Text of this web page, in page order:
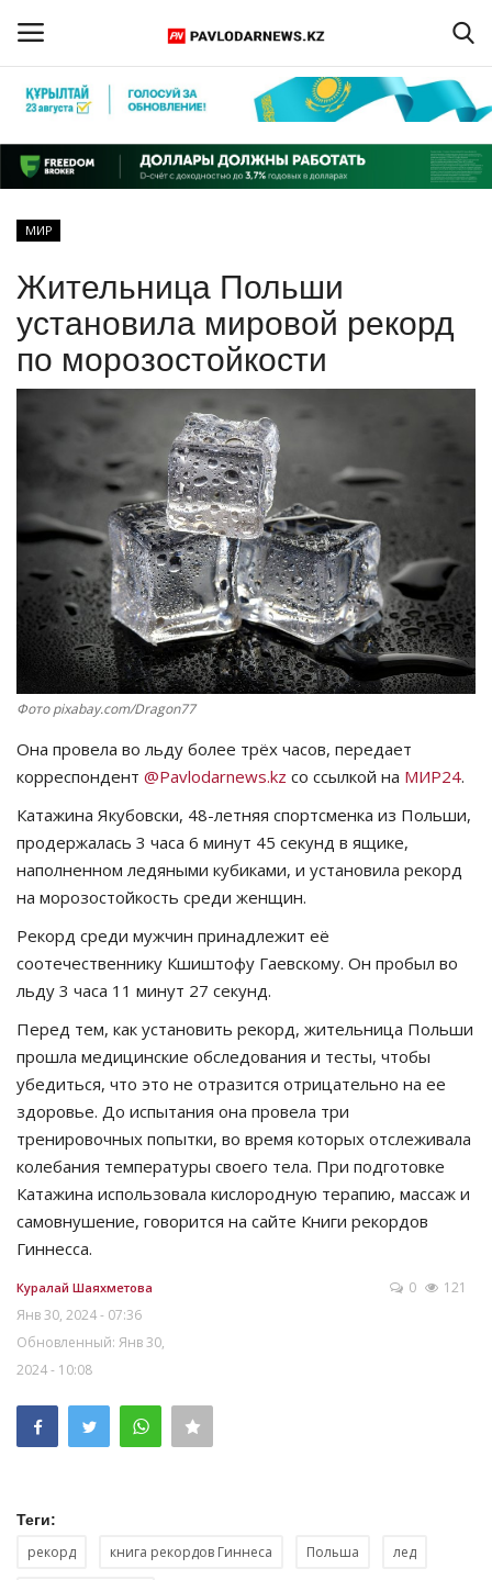
Регистрация
Главная
ПАВЛОДАРСКАЯ ОБЛАСТЬ
КАЗАХСТАН
СПЕЦПРОЕКТЫ
СПОРТ
Чек-лист
РАЗВЛЕЧЕНИЯ
OFFICIAL
Курултай
Язык
Қазақша Русский
МИР
Жительница Польши
установила мировой рекорд
по морозостойкости
Фото pixabay.com/Dragon77
Она провела во льду более трёх часов, передает
корреспондент @Pavlodarnews.kz со ссылкой на МИР24.
Катажина Якубовски, 48-летняя спортсменка из Польши,
продержалась 3 часа 6 минут 45 секунд в ящике,
наполненном ледяными кубиками, и установила рекорд
на морозостойкость среди женщин.
Рекорд среди мужчин принадлежит её
соотечественнику Кшиштофу Гаевскому. Он пробыл во
льду 3 часа 11 минут 27 секунд.
Перед тем, как установить рекорд, жительница Польши
прошла медицинские обследования и тесты, чтобы
убедиться, что это не отразится отрицательно на ее
здоровье. До испытания она провела три
тренировочных попытки, во время которых отслеживала
колебания температуры своего тела. При подготовке
Катажина использовала кислородную терапию, массаж и
самовнушение, говорится на сайте Книги рекордов
Гиннесса.
Куралай Шаяхметова
Янв 30, 2024 - 07:36
Обновленный: Янв 30,
2024 - 10:08
0 121
Теги:
рекорд книга рекордов Гиннеса Польша лед